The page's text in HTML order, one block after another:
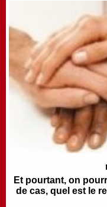
Et pourtant, on
de cas, quel est le